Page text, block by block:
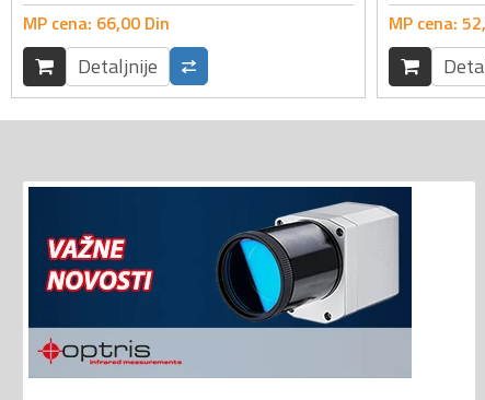
MP cena: 66,00 Din
Detaljnije
MP cena: 52,